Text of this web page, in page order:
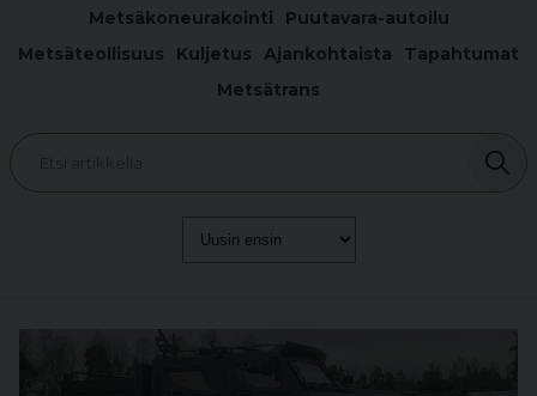
Metsäkoneurakointi
Puutavara-autoilu
Metsäteollisuus
Kuljetus Ajankohtaista
Tapahtumat
Metsätrans